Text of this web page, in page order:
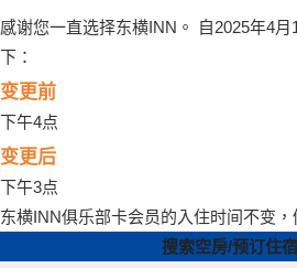
感谢您一直选择东横INN。 自2025年4
下：
变更前
下午4点
变更后
下午3点
东横INN俱乐部卡会员的入住时间不变，
搜索空房/预订